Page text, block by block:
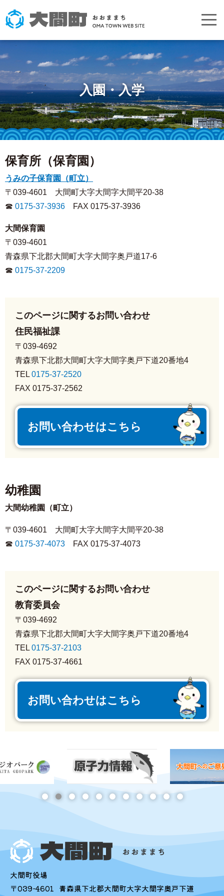
入園・入学
保育所（保育園）
うみの子保育園（町立）
〒039-4601 大間町大字大間字大間平20-38
☎ 0175-37-3936 FAX 0175-37-3936
大間保育園
〒039-4601
青森県下北郡大間町大字大間字奥戸道17-6
☎ 0175-37-2209
このページに関するお問い合わせ
住民福祉課
〒039-4692
青森県下北郡大間町大字大間字奥戸下道20番地4
TEL 0175-37-2520
FAX 0175-37-2562
お問い合わせはこちら
幼稚園
大間幼稚園（町立）
〒039-4601 大間町大字大間字大間平20-38
☎ 0175-37-4073 FAX 0175-37-4073
このページに関するお問い合わせ
教育委員会
〒039-4692
青森県下北郡大間町大字大間字奥戸下道20番地4
TEL 0175-37-2103
FAX 0175-37-4661
お問い合わせはこちら
大間町役場
〒039-4601 青森県下北郡大間町大字大間字奥戸下道